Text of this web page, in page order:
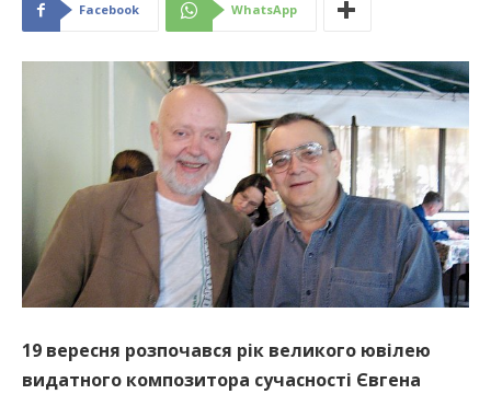
Facebook WhatsApp
19 вересня розпочався рік великого ювілею
видатного композитора сучасності Євгена